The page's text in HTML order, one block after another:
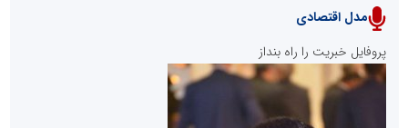
پایگاه خبری نهضت ملی مسکن
مدل اقتصادی
پروفایل خبریت را راه بنداز